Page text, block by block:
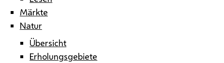
Märkte
Natur
Übersicht
Erholungsgebiete